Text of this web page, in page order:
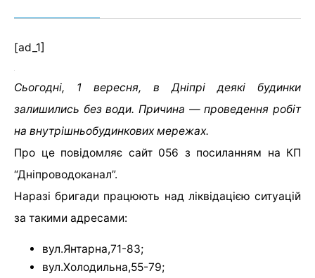
[ad_1]
Сьогодні, 1 вересня, в Дніпрі деякі будинки
залишились без води. Причина — проведення робіт
на внутрішньобудинкових мережах.
Про це повідомляє сайт 056 з посиланням на КП
“Дніпроводоканал”.
Наразі бригади працюють над ліквідацією ситуацій
за такими адресами:
вул.Янтарна,71-83;
вул.Холодильна,55-79;